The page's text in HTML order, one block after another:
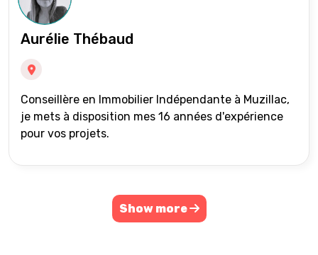
Aurélie Thébaud
Conseillère en Immobilier Indépendante à Muzillac,
je mets à disposition mes 16 années d'expérience
pour vos projets.
Show more